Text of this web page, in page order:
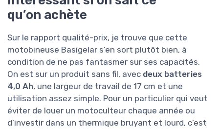
qu’on achète
Sur le rapport qualité-prix, je trouve que cette
motobineuse Basigelar s’en sort plutôt bien, à
condition de ne pas fantasmer sur ses capacités.
On est sur un produit sans fil, avec deux batteries
4,0 Ah, une largeur de travail de 17 cm et une
utilisation assez simple. Pour un particulier qui veut
éviter de louer un motoculteur chaque année ou
d’investir dans un thermique bruyant et lourd, c’est